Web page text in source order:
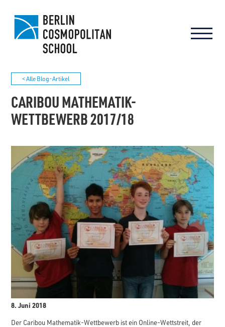
< Alle Blog-Artikel
CARIBOU MATHEMATIK-
WETTBEWERB 2017/18
8. Juni 2018
Der Caribou Mathematik-Wettbewerb ist ein Online-Wettstreit, der